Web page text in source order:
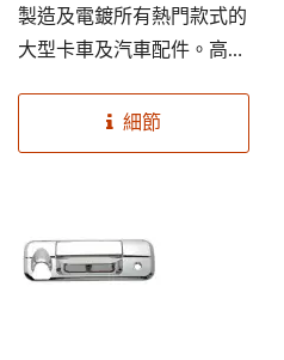
製造及電鍍所有熱門款式的
大型卡車及汽車配件。高規
觀能延長使用期限並美化您
的車子。提高您的後車門手
細節